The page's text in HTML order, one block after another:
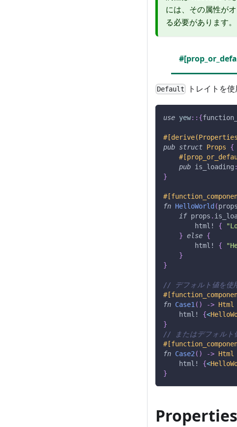
には、その属性が
る必要があります。
Default トレイトを
use yew:: {
pub struct Props
{
pub is_loading :
}
fn HelloWorld (props
if props .
html!
{
} else {
html!
{
}
}
// デフォルト値を使
fn Case1 ( ) -> Html
html!
{<
}
// またはデフォルト
fn Case2 ( ) -> Html
html!
{<
}
Properties